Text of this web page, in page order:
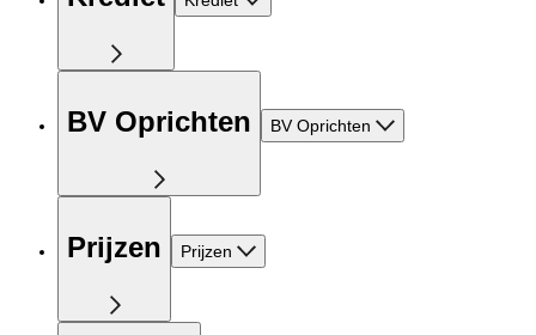
BV Oprichten BV Oprichten
Prijzen Prijzen